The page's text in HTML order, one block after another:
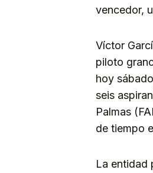
vencedor,
Víctor
piloto
hoy
seis
Palmas
de tiempo
La entidad